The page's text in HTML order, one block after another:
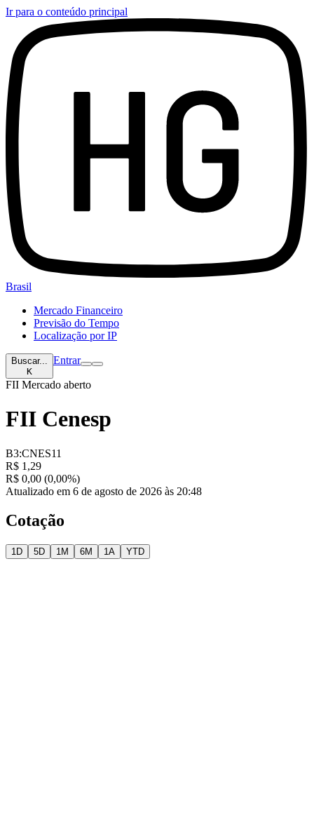
Ir para o conteúdo principal
Brasil
Mercado Financeiro
Previsão do Tempo
Localização por IP
Buscar...
K
Entrar
FII Mercado aberto
FII Cenesp
B3:CNES11
R$ 1,29
R$ 0,00 (0,00%)
Atualizado em 6 de agosto de 2026 às 20:48
Cotação
1D 5D 1M 6M 1A YTD